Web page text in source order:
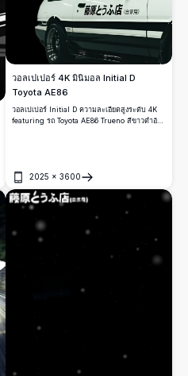
วอลเปเปอร์ 4K มินิมอล Initial D
Toyota AE86
วอลเปเปอร์ Initial D ความละเอียดสูงระดับ 4K
featuring รถ Toyota AE86 Trueno สีขาวดำอัน
2025 × 3600
เปิด